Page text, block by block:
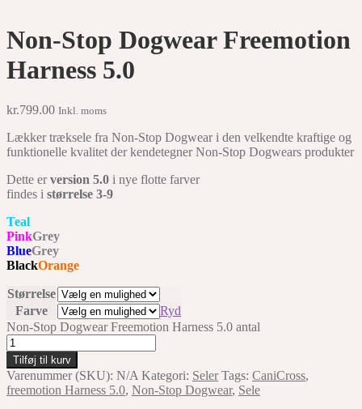
Non-Stop Dogwear Freemotion
Harness 5.0
kr.799.00 Inkl. moms
Lækker træksele fra Non-Stop Dogwear i den velkendte kraftige og
funktionelle kvalitet der kendetegner Non-Stop Dogwears produkter
Dette erversion 5.0 i nye flotte farver
findes i størrelse 3-9
Teal
PinkGrey
BlueGrey
BlackOrange
Størrelse
Farve
Ryd
Non-Stop Dogwear Freemotion Harness 5.0 antal
Tilføj til kurv
Varenummer (SKU): N/A Kategori: Seler Tags: CaniCross,
freemotion Harness 5.0, Non-Stop Dogwear, Sele